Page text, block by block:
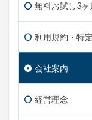
無料お試し3ヶ
利用規約・特
会社案内
経営理念